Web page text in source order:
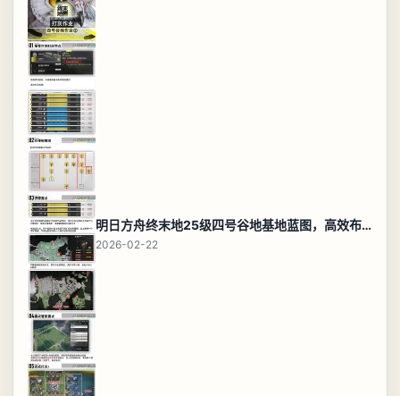
明日方舟终末地25级四号谷地基地蓝图，高效布局规划
2026-02-22